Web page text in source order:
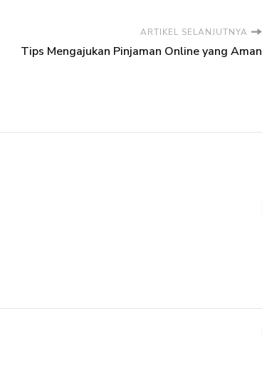
ARTIKEL SELANJUTNYA
Tips Mengajukan Pinjaman Online yang Aman